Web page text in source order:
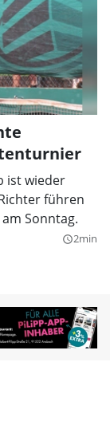
ist wieder
führen
Sonntag.
query_builder2min